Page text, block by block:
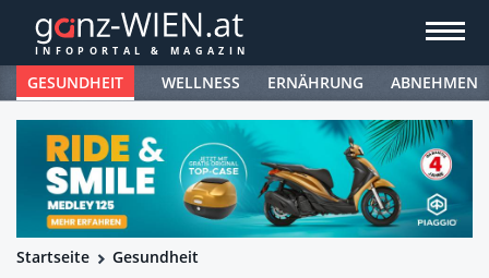
GESUNDHEIT WELLNESS ERNÄHRUNG ABNEHMEN
Startseite Gesundheit